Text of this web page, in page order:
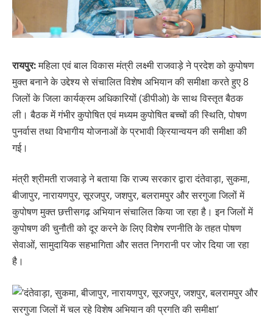
रायपुर:महिला एवं बाल विकास मंत्री लक्ष्मी राजवाड़े ने प्रदेश को कुपोषण
मुक्त बनाने के उद्देश्य से संचालित विशेष अभियान की समीक्षा करते हुए 8
जिलों के जिला कार्यक्रम अधिकारियों (डीपीओ) के साथ विस्तृत बैठक
ली। बैठक में गंभीर कुपोषित एवं मध्यम कुपोषित बच्चों की स्थिति, पोषण
पुनर्वास तथा विभागीय योजनाओं के प्रभावी क्रियान्वयन की समीक्षा की
गई।
मंत्री श्रीमती राजवाड़े ने बताया कि राज्य सरकार द्वारा दंतेवाड़ा, सुकमा,
बीजापुर, नारायणपुर, सूरजपुर, जशपुर, बलरामपुर और सरगुजा जिलों में
कुपोषण मुक्त छत्तीसगढ़ अभियान संचालित किया जा रहा है। इन जिलों में
कुपोषण की चुनौती को दूर करने के लिए विशेष रणनीति के तहत पोषण
सेवाओं, सामुदायिक सहभागिता और सतत निगरानी पर जोर दिया जा रहा
है।